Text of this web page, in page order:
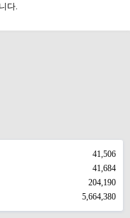
다.
41,506
41,684
204,190
5,664,380